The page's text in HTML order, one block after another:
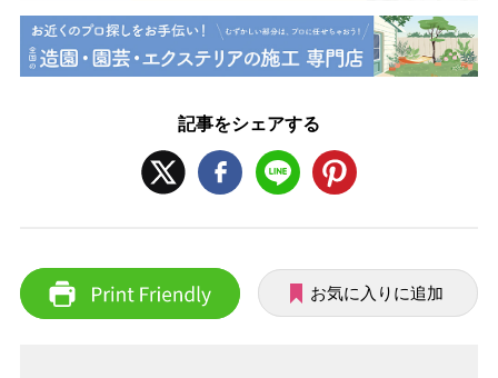
記事をシェアする
お気に入りに追加